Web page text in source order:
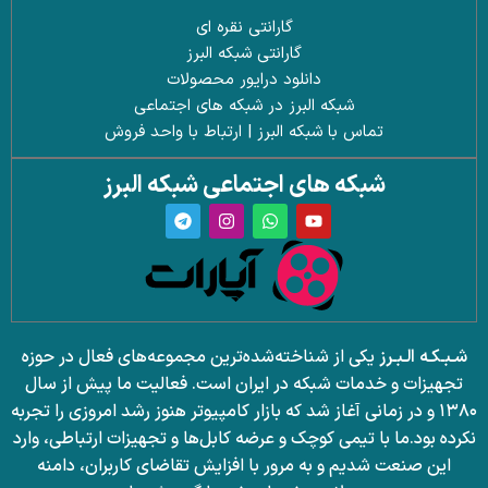
گارانتی نقره ای
گارانتی شبکه البرز
دانلود درایور محصولات
شبکه البرز در شبکه های اجتماعی
تماس با شبکه البرز | ارتباط با واحد فروش
شبکه های اجتماعی شبکه البرز
شـبـکـه الـبـرز یکی از شناخته‌شده‌ترین مجموعه‌های فعال در حوزه
تجهیزات و خدمات شبکه در ایران است. فعالیت ما پیش از سال
۱۳۸۰ و در زمانی آغاز شد که بازار کامپیوتر هنوز رشد امروزی را تجربه
نکرده بود.ما با تیمی کوچک و عرضه کابل‌ها و تجهیزات ارتباطی، وارد
این صنعت شدیم و به مرور با افزایش تقاضای کاربران، دامنه